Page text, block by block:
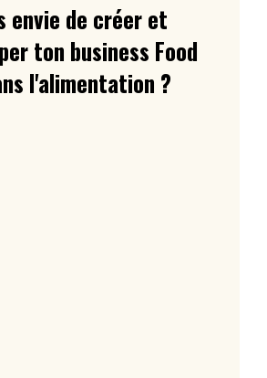
envie de créer et
ton business Food
l'alimentation ?